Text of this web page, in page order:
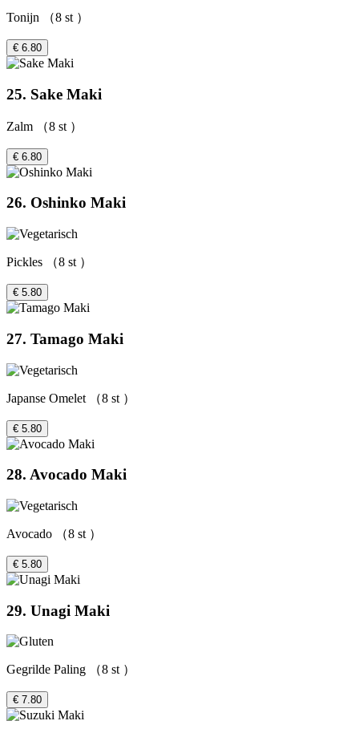
Tonijn （8 st ）
€ 6.80
25. Sake Maki
Zalm （8 st ）
€ 6.80
26. Oshinko Maki
Pickles （8 st ）
€ 5.80
27. Tamago Maki
Japanse Omelet （8 st ）
€ 5.80
28. Avocado Maki
Avocado （8 st ）
€ 5.80
29. Unagi Maki
Gegrilde Paling （8 st ）
€ 7.80